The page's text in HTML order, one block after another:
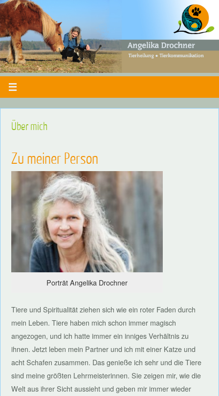
Über mich
Zu meiner Person
Porträt Angelika Drochner
Tiere und Spiritualität ziehen sich wie ein roter Faden durch
mein Leben. Tiere haben mich schon immer magisch
angezogen, und ich hatte immer ein inniges Verhältnis zu
ihnen. Jetzt leben mein Partner und ich mit einer Katze und
acht Schafen zusammen. Das genieße ich sehr und die Tiere
sind meine größten Lehrmeisterinnen. Sie zeigen mir, wie die
Welt aus ihrer Sicht aussieht und geben mir immer wieder